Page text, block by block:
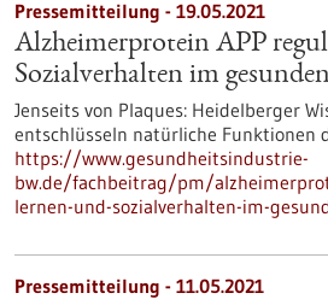
Pressemitteilung - 19.05.2021
Alzheimerprotein APP
Sozialverhalten im
Jenseits von Plaques: Heidelberger
entschlüsseln natürliche Funktionen
https://www.gesundheitsindustrie-
bw.de/fachbeitrag/pm/
lernen-und-sozialverhalten-im-
Pressemitteilung - 11.05.2021